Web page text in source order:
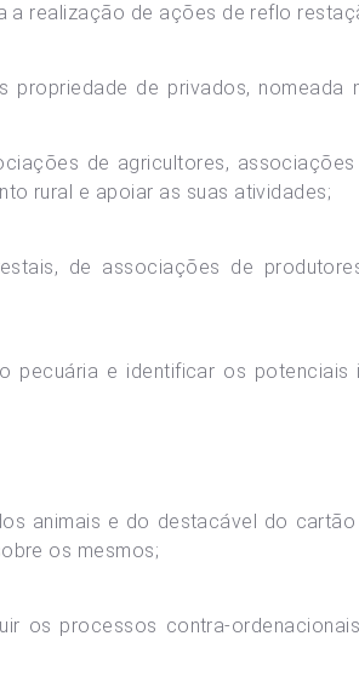
a realização de ações de reflo
de privados, nomeada
de agricultores,
rural e apoiar as suas atividades;
de associações de
pecuária e identificar os potenciais
animais e do destacável do
os mesmos;
os processos contra-